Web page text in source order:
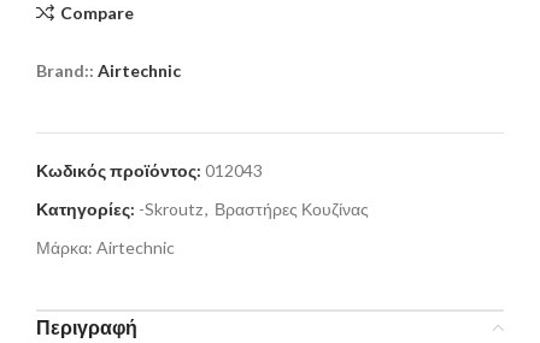
Compare
Brand:: Airtechnic
Κωδικός προϊόντος: 012043
Κατηγορίες: -Skroutz, Βραστήρες Κουζίνας
Μάρκα: Airtechnic
Περιγραφή